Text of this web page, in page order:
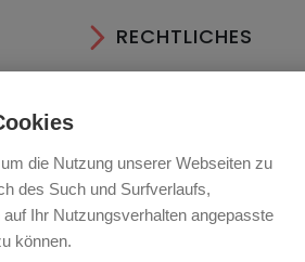
RECHTLICHES
die Nutzung unserer Webseiten zu
des Such und Surfverlaufs,
Ihr Nutzungsverhalten angepasste
können.